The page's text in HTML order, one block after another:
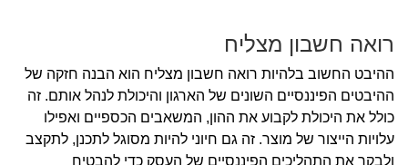
רואה חשבון מצליח
ההיבט החשוב בלהיות רואה חשבון מצליח הוא הבנה חזקה של
ההיבטים הפיננסיים השונים של הארגון והיכולת לנהל אותם. זה
כולל את היכולת לקבוע את ההון, המשאבים הכספיים ואפילו
עלויות הייצור של מוצר. זה גם חיוני להיות מסוגל לתכנן, לתקצב
ולבקר את התהליכים הפיננסיים של העסק כדי להבטיח